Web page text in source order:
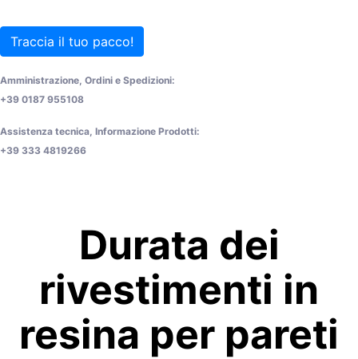
Traccia il tuo pacco!
Amministrazione, Ordini e Spedizioni:
+39 0187 955108
Assistenza tecnica, Informazione Prodotti:
+39 333 4819266
Durata dei
rivestimenti in
resina per pareti